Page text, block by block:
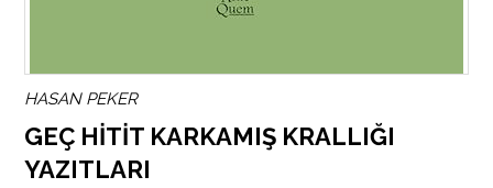
HASAN PEKER
GEÇ HİTİT KARKAMIŞ KRALLIĞI
YAZITLARI